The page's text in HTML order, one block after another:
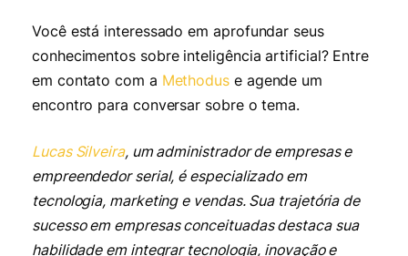
Você está interessado em aprofundar seus
conhecimentos sobre inteligência artificial? Entre
em contato com a Methodus e agende um
encontro para conversar sobre o tema.
Lucas Silveira, um administrador de empresas e
empreendedor serial, é especializado em
tecnologia, marketing e vendas. Sua trajetória de
sucesso em empresas conceituadas destaca sua
habilidade em integrar tecnologia, inovação e